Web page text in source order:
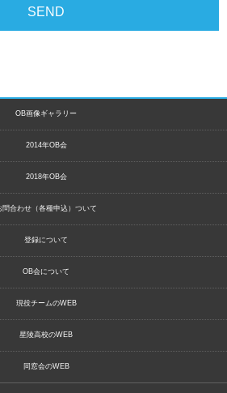
OB画像ギャラリー
2014年OB会
2018年OB会
問合わせ（各種申込）ついて
登録について
OB会について
現役チームのWEB
星陵高校のWEB
同窓会のWEB